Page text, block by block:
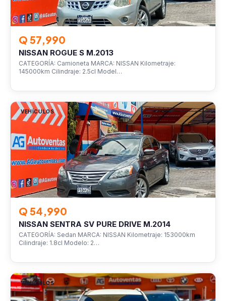
Q 57,990
NISSAN ROGUE S M.2013
CATEGORÍA: Camioneta MARCA: NISSAN Kilometraje:
145000km Cilindraje: 2.5cl Model…
VEHÍCULOS
Q 54,990
NISSAN SENTRA SV PURE DRIVE M.2014
CATEGORÍA: Sedan MARCA: NISSAN Kilometraje: 153000km
Cilindraje: 1.8cl Modelo: 2…
VEHÍCULOS